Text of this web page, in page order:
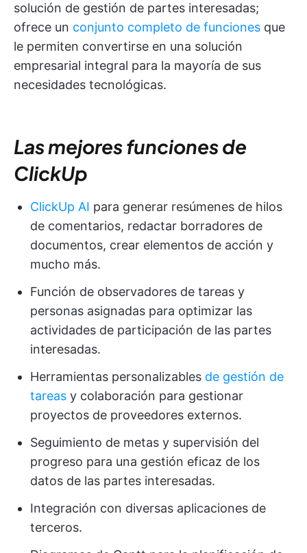
solución de gestión de partes interesadas;
ofrece un conjunto completo de funciones que
le permiten convertirse en una solución
empresarial integral para la mayoría de sus
necesidades tecnológicas.
Las mejores funciones de
ClickUp
ClickUp AI para generar resúmenes de hilos
de comentarios, redactar borradores de
documentos, crear elementos de acción y
mucho más.
Función de observadores de tareas y
personas asignadas para optimizar las
actividades de participación de las partes
interesadas.
Herramientas personalizables de gestión de
tareas y colaboración para gestionar
proyectos de proveedores externos.
Seguimiento de metas y supervisión del
progreso para una gestión eficaz de los
datos de las partes interesadas.
Integración con diversas aplicaciones de
terceros.